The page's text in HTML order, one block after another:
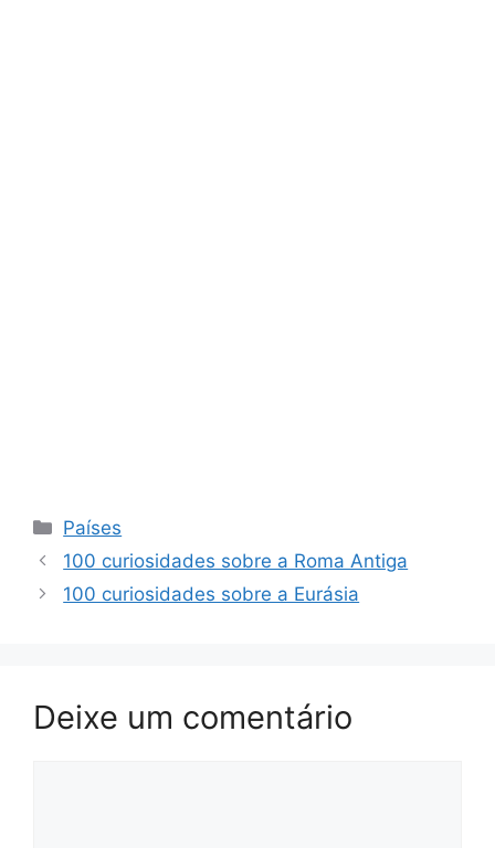
Categorias
Países
100 curiosidades sobre a Roma Antiga
100 curiosidades sobre a Eurásia
Deixe um comentário